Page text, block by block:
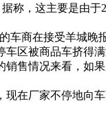
，这主要是由
商在接受羊城晚
区被商品车挤得
售情况来看，如
在厂家不停地向